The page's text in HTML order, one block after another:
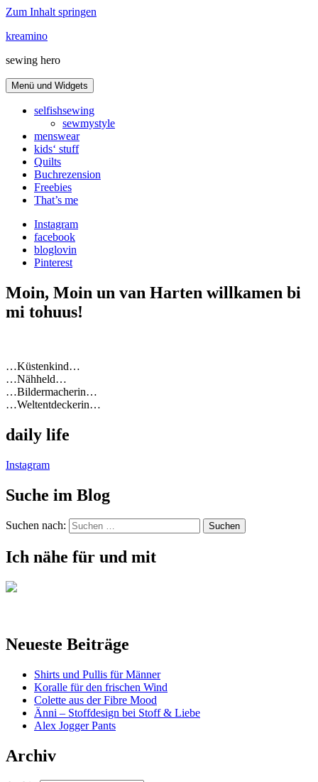
Zum Inhalt springen
kreamino
sewing hero
Menü und Widgets
selfishsewing
sewmystyle
menswear
kids‘ stuff
Quilts
Buchrezension
Freebies
That’s me
Instagram
facebook
bloglovin
Pinterest
Moin, Moin un van Harten willkamen bi
mi tohuus!
…Küstenkind…
…Nähheld…
…Bildermacherin…
…Weltentdeckerin…
daily life
Instagram
Suche im Blog
Suchen nach:
Ich nähe für und mit
Neueste Beiträge
Shirts und Pullis für Männer
Koralle für den frischen Wind
Colette aus der Fibre Mood
Änni – Stoffdesign bei Stoff & Liebe
Alex Jogger Pants
Archiv